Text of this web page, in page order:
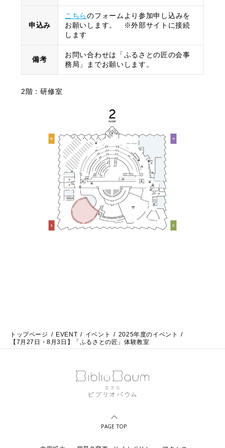
申込み
こちらのフォームより参加申し込みを
お願いします。 ※外部サイトに接続
します
備考
お問い合わせは「ふるさとの匠の会事
務局」までお願いします。
2階：研修室
トップページ EVENT イベント
2025年度のイベント
【7月27日・8月3日】「ふるさとの匠」体験教室
PAGE TOP